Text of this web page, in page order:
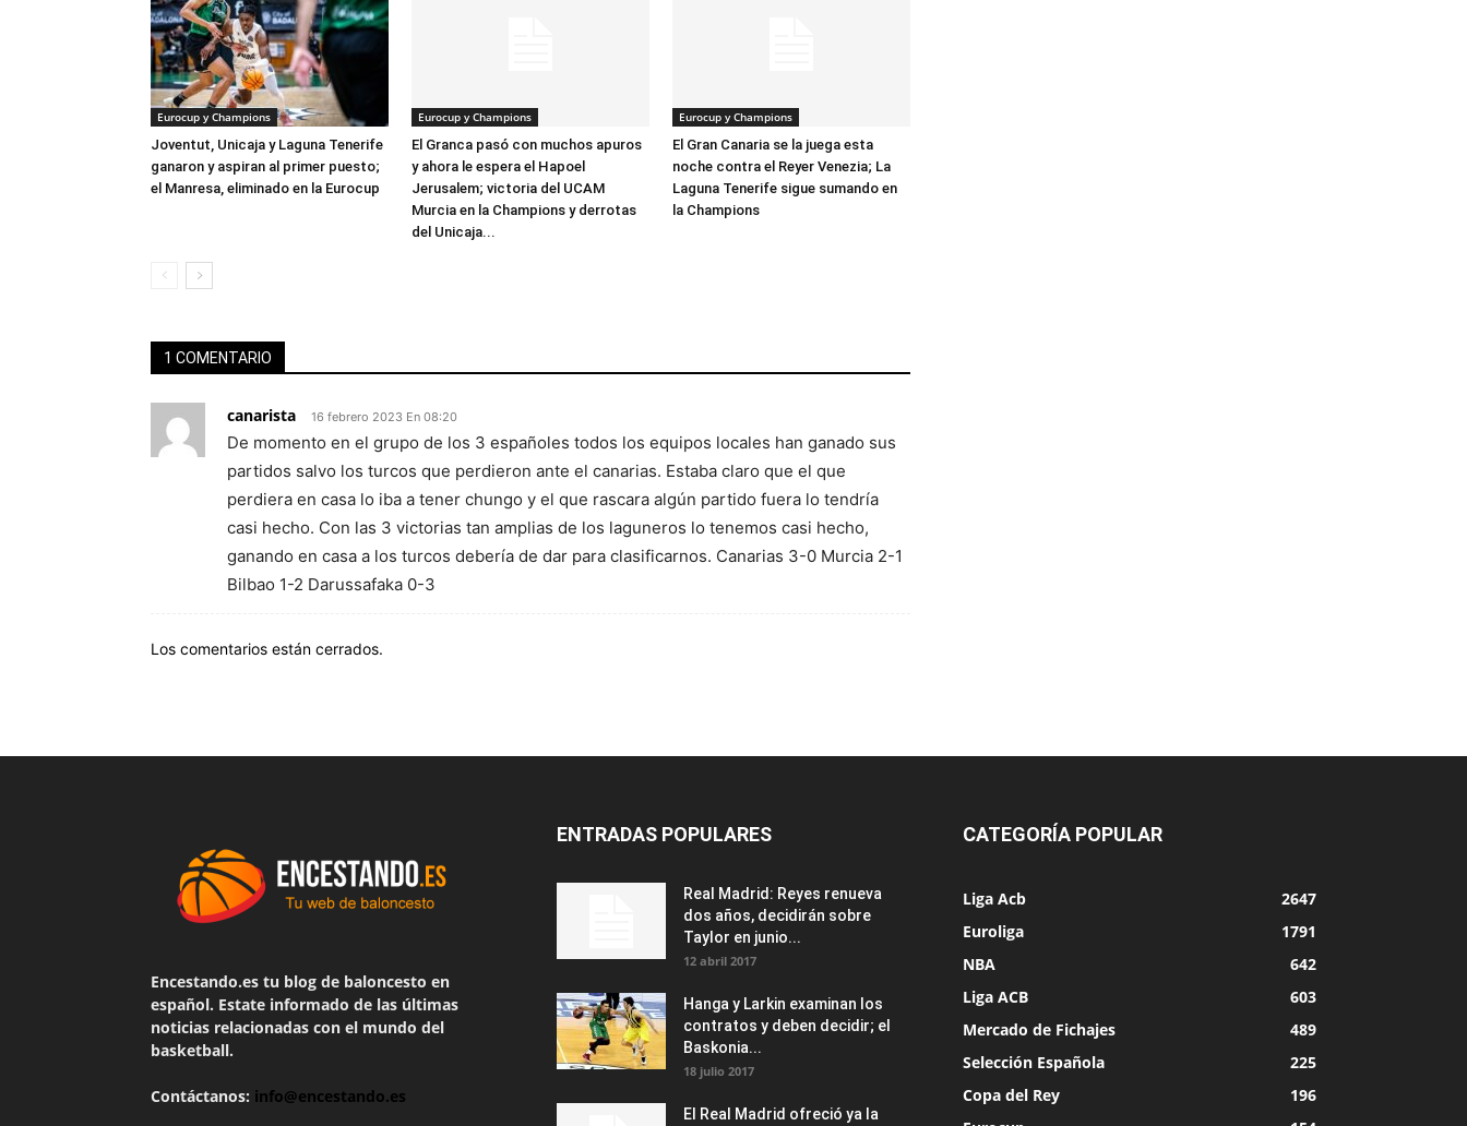
Eurocup y Champions
Joventut, Unicaja y Laguna Tenerife
ganaron y aspiran al primer puesto;
el Manresa, eliminado en la Eurocup
Eurocup y Champions
El Granca pasó con muchos apuros
y ahora le espera el Hapoel
Jerusalem; victoria del UCAM
Murcia en la Champions y derrotas
del Unicaja...
Eurocup y Champions
El Gran Canaria se la juega esta
noche contra el Reyer Venezia; La
Laguna Tenerife sigue sumando en
la Champions
1 COMENTARIO
canarista 16 febrero 2023 En 08:20
De momento en el grupo de los 3 españoles todos los equipos locales han ganado sus
partidos salvo los turcos que perdieron ante el canarias. Estaba claro que el que
perdiera en casa lo iba a tener chungo y el que rascara algún partido fuera lo tendría
casi hecho. Con las 3 victorias tan amplias de los laguneros lo tenemos casi hecho,
ganando en casa a los turcos debería de dar para clasificarnos. Canarias 3-0 Murcia 2-1
Bilbao 1-2 Darussafaka 0-3
Los comentarios están cerrados.
Encestando.es tu blog de baloncesto en
español. Estate informado de las últimas
noticias relacionadas con el mundo del
basketball.
Contáctanos: info@encestando.es
ENTRADAS POPULARES
Real Madrid: Reyes renueva
dos años, decidirán sobre
Taylor en junio...
12 abril 2017
Hanga y Larkin examinan los
contratos y deben decidir; el
Baskonia...
18 julio 2017
El Real Madrid ofreció ya la
CATEGORÍA POPULAR
Liga Acb
2647
Euroliga
1791
NBA
642
Liga ACB
603
Mercado de Fichajes
489
Selección Española
225
Copa del Rey
196